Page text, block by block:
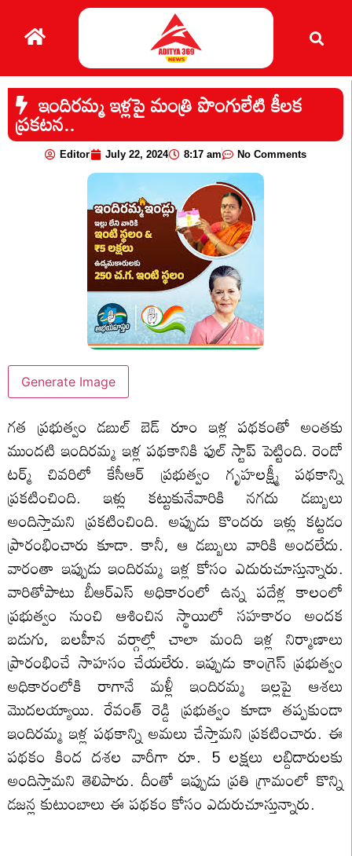
ఇందిరమ్మ ఇళ్లపై మంత్రి పొంగులేటి కీలక
ప్రకటన..
Editor July 22, 2024 8:17 am No Comments
Generate Image
గత ప్రభుత్వం డబుల్ బెడ్ రూం ఇళ్ల పథకంతో అంతకు
ముందటి ఇందిరమ్మ ఇళ్ల పథకానికి ఫుల్ స్టాప్ పెట్టింది. రెండో
టర్మ్‌ చివరిలో కేసీఆర్ ప్రభుత్వం గృహలక్ష్మీ పథకాన్ని
ప్రకటించింది. ఇళ్లు కట్టుకునేవారికి నగదు డబ్బులు
అందిస్తామని ప్రకటించింది. అప్పుడు కొందరు ఇళ్లు కట్టడం
ప్రారంభించారు కూడా. కానీ, ఆ డబ్బులు వారికి అందలేదు.
వారంతా ఇప్పుడు ఇందిరమ్మ ఇళ్ల కోసం ఎదురుచూస్తున్నారు.
వారితోపాటు బీఆర్ఎస్ అధికారంలో ఉన్న పదేళ్ల కాలంలో
ప్రభుత్వం నుంచి ఆశించిన స్థాయిలో సహకారం అందక
బడుగు, బలహీన వర్గాల్లో చాలా మంది ఇళ్ల నిర్మాణాలు
ప్రారంభించే సాహసం చేయలేరు. ఇప్పుడు కాంగ్రెస్ ప్రభుత్వం
అధికారంలోకి రాగానే మళ్లీ ఇందిరమ్మ ఇల్లపై ఆశలు
మొదలయ్యాయి. రేవంత్ రెడ్డి ప్రభుత్వం కూడా తప్పకుండా
ఇందిరమ్మ ఇళ్ల పథకాన్ని అమలు చేస్తామని ప్రకటించారు. ఈ
పథకం కింద దశల వారీగా రూ. 5 లక్షలు లబ్దిదారులకు
అందిస్తామని తెలిపారు. దీంతో ఇప్పుడు ప్రతి గ్రామంలో కొన్ని
డజన్ల కుటుంబాలు ఈ పథకం కోసం ఎదురుచూస్తున్నారు.